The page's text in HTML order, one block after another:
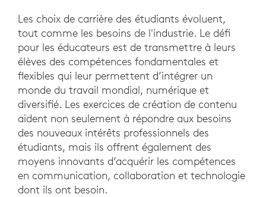
Les choix de carrière des étudiants évoluent,
tout comme les besoins de l'industrie. Le défi
pour les éducateurs est de transmettre à leurs
élèves des compétences fondamentales et
flexibles qui leur permettent d’intégrer un
monde du travail mondial, numérique et
diversifié. Les exercices de création de contenu
aident non seulement à répondre aux besoins
des nouveaux intérêts professionnels des
étudiants, mais ils offrent également des
moyens innovants d’acquérir les compétences
en communication, collaboration et technologie
dont ils ont besoin.